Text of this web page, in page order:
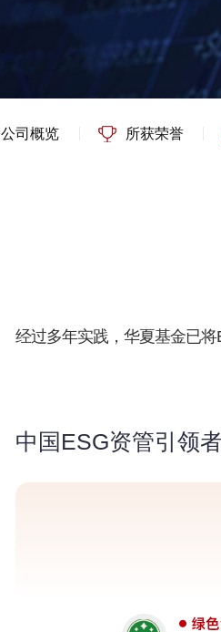
公司概览 所获荣誉
经过多年实践，华夏基金已
中国ESG资管引领者